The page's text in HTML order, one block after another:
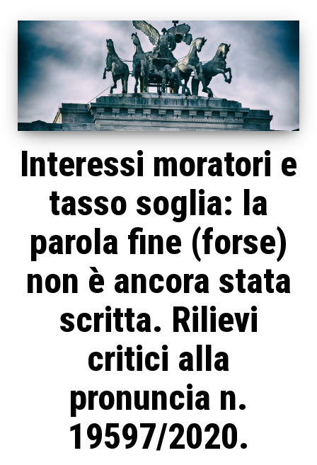
Interessi moratori e
tasso soglia: la
parola fine (forse)
non è ancora stata
scritta. Rilievi
critici alla
pronuncia n.
19597/2020.